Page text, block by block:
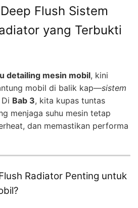
Flush Sistem
yang Terbukti
detailing mesin mobil, kini
mobil di balik kap—sistem
Bab 3, kita kupas tuntas
menjaga suhu mesin tetap
dan memastikan performa
Radiator Penting untuk